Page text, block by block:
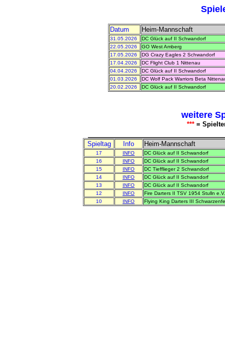
Datum Heim-Mannschaft
31.05.2026
DC Glück auf II Schwandorf
22.05.2026
GO West Amberg
17.05.2026
DG Crazy Eagles 2 Schwandorf
17.04.2026
DC Flight Club 1 Nittenau
04.04.2026
DC Glück auf II Schwandorf
01.03.2026
DC Wolf Pack Warriors Beta
20.02.2026
DC Glück auf II Schwandorf
weitere
*** =
Spieltag Info Heim-Mannschaft
17 INFO
DC Glück auf II Schwandorf
16
INFO
DC Glück auf II Schwandorf
15
INFO
DC Tiefflieger 2 Schwandorf
14
INFO
DC Glück auf II Schwandorf
13
INFO
DC Glück auf II Schwandorf
12
INFO
Fire Darters II TSV 1954 Stulln e.V.
10
INFO Flying King Darters III